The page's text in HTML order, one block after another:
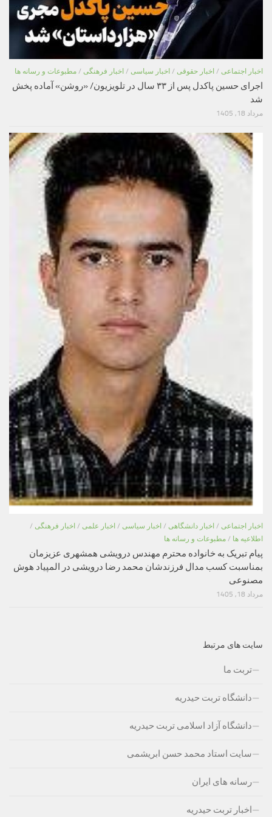
اخبار اجتماعی / اخبار حقوقی / اخبار سیاسی / اخبار فرهنگی / مطبوعات و رسانه ها
اجرای حسین پاکدل پس از ۳۳ سال در تلویزیون/ «روشن» آماده پخش
شد
مرداد 18, 1405
اخبار اجتماعی / اخبار دانشگاهی / اخبار سیاسی / اخبار علمی / اخبار فرهنگی /
اطلاعیه ها / مطبوعات و رسانه ها
پیام تبریک به خانواده محترم مهندس درویشی همشهری عزیزمان
بمناسبت کسب مدال فرزندشان محمد رضا درویشی در المپیاد هوش
مصنوعی
مرداد 18, 1405
سایت های مرتبط
تربت ما
دانشگاه تربت حیدریه
دانشگاه آزاد اسلامی تربت حیدریه
سایت استاد محمد حسن ابریشمی
رسانه های ایران
اخبار تربت حیدریه